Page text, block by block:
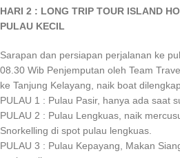
HARI 2 : LONG TRIP TOUR ISLAND
PULAU KECIL
Sarapan dan persiapan perjalanan ke
08.30 Wib Penjemputan oleh Team
ke Tanjung Kelayang, naik boat
PULAU 1 : Pulau Pasir, hanya ada saat
PULAU 2 : Pulau Lengkuas, naik
Snorkelling di spot pulau lengkuas.
PULAU 3 : Pulau Kepayang, Makan